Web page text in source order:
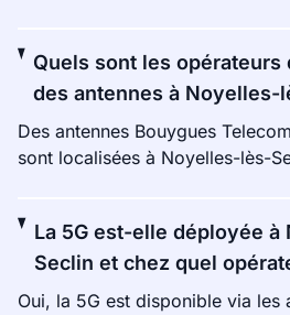
Quels sont les opérateurs
des antennes à Noyelles-
Des antennes Bouygues
sont localisées à Noyelles-lès-
La 5G est-elle déployée
Seclin et chez quel
Oui, la 5G est disponible via les